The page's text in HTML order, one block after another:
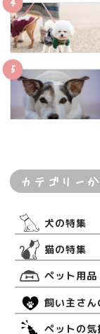
カテゴリー
犬の特集
猫の特集
ペット用品
飼い主さん
ペットの気